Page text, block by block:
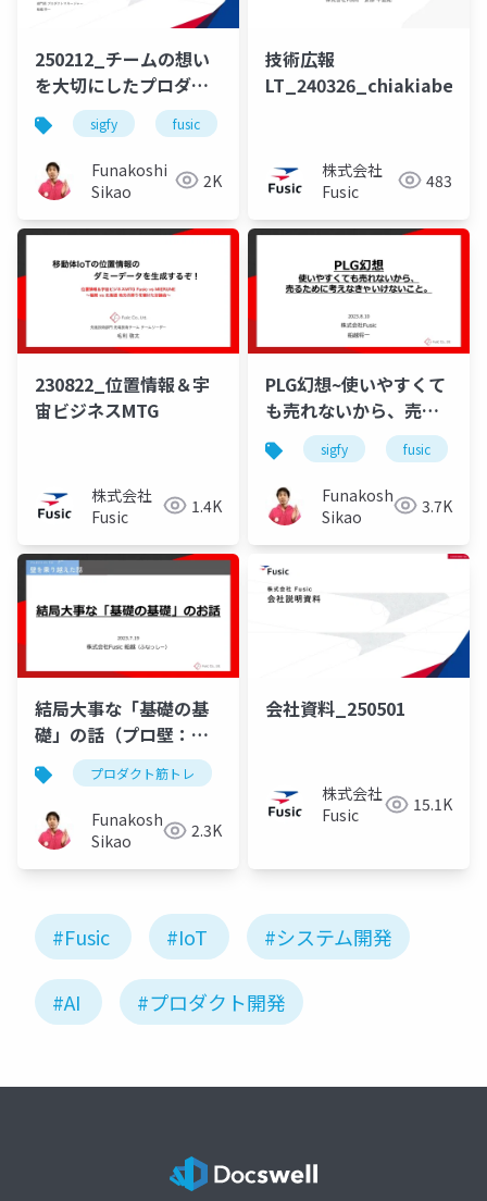
250212_チームの想い
を大切にしたプロダク
トマネジメント
sigfy fusic
Funakoshi
Sikao
2K
技術広報
LT_240326_chiakiabe
株式会社
Fusic
483
230822_位置情報＆宇
宙ビジネスMTG
株式会社
Fusic
1.4K
PLG幻想~使いやすくて
も売れないから、売る
ために考えなきゃいけ
ないこと。~（Fusic
Biz live vol.1）
sigfy fusic
Funakoshi
Sikao
3.7K
結局大事な「基礎の基
礎」の話（プロ壁：プ
ロダクトづくりの壁を
乗り越えた話vol.1）
プロダクト筋トレ
Funakoshi
Sikao
2.3K
会社資料_250501
株式会社
Fusic
15.1K
#Fusic #IoT #システム開発
#AI #プロダクト開発